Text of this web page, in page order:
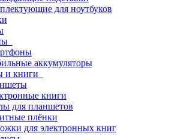
для ноутбуков
аккумуляторы
и книги
книги
для планшетов
плёнки
для электронных книг